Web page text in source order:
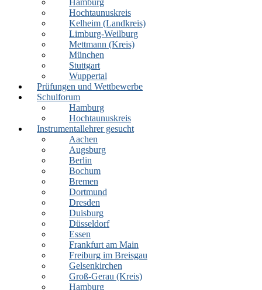
Hamburg
Hochtaunuskreis
Kelheim (Landkreis)
Limburg-Weilburg
Mettmann (Kreis)
München
Stuttgart
Wuppertal
Prüfungen und Wettbewerbe
Schulforum
Hamburg
Hochtaunuskreis
Instrumentallehrer gesucht
Aachen
Augsburg
Berlin
Bochum
Bremen
Dortmund
Dresden
Duisburg
Düsseldorf
Essen
Frankfurt am Main
Freiburg im Breisgau
Gelsenkirchen
Groß-Gerau (Kreis)
Hamburg